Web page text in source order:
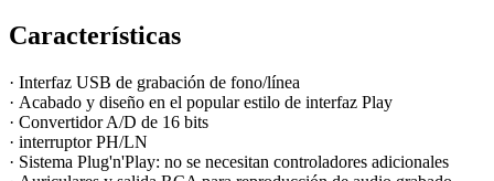
Características
· Interfaz USB de grabación de fono/línea
· Acabado y diseño en el popular estilo de interfaz Play
· Convertidor A/D de 16 bits
· interruptor PH/LN
· Sistema Plug'n'Play: no se necesitan controladores adicionales